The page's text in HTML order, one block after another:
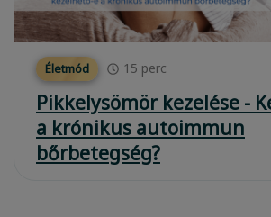
Életmód 15 perc
Pikkelysömör kezelése -
a krónikus autoimmun
bőrbetegség?